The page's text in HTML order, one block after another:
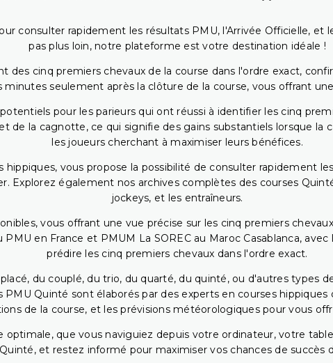
consulter rapidement les résultats PMU, l'Arrivée Officielle, et
pas plus loin, notre plateforme est votre destination idéale !
des cinq premiers chevaux de la course dans l'ordre exact,
minutes seulement après la clôture de la course, vous offrant
pour les parieurs qui ont réussi à identifier les cinq
de la cagnotte, ce qui signifie des gains substantiels lorsque
les joueurs cherchant à maximiser leurs bénéfices.
hippiques, vous propose la possibilité de consulter rapidement
Explorez également nos archives complètes des courses
jockeys, et les entraîneurs.
vous offrant une vue précise sur les cinq premiers
en France et PMUM La SOREC au Maroc Casablanca,
prédire les cinq premiers chevaux dans l'ordre exact.
du couplé, du trio, du quarté, du quinté, ou d'autres types
Quinté sont élaborés par des experts en courses
de la course, et les prévisions météorologiques pour vous
optimale, que vous naviguiez depuis votre ordinateur, votre
et restez informé pour maximiser vos chances de succès